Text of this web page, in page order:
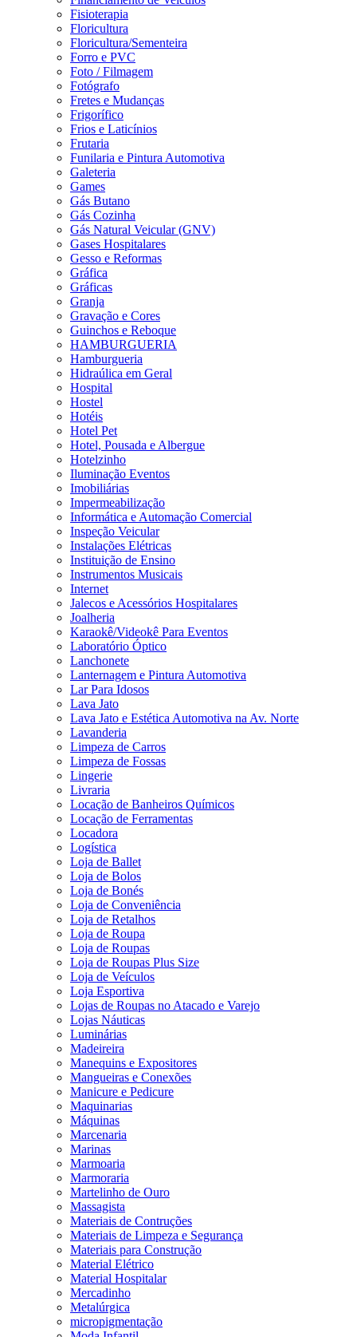
Fisioterapia
Floricultura
Floricultura/Sementeira
Forro e PVC
Foto / Filmagem
Fotógrafo
Fretes e Mudanças
Frigorífico
Frios e Laticínios
Frutaria
Funilaria e Pintura Automotiva
Galeteria
Games
Gás Butano
Gás Cozinha
Gás Natural Veicular (GNV)
Gases Hospitalares
Gesso e Reformas
Gráfica
Gráficas
Granja
Gravação e Cores
Guinchos e Reboque
HAMBURGUERIA
Hamburgueria
Hidraúlica em Geral
Hospital
Hostel
Hotéis
Hotel Pet
Hotel, Pousada e Albergue
Hotelzinho
Iluminação Eventos
Imobiliárias
Impermeabilização
Informática e Automação Comercial
Inspeção Veicular
Instalações Elétricas
Instituição de Ensino
Instrumentos Musicais
Internet
Jalecos e Acessórios Hospitalares
Joalheria
Karaokê/Videokê Para Eventos
Laboratório Óptico
Lanchonete
Lanternagem e Pintura Automotiva
Lar Para Idosos
Lava Jato
Lava Jato e Estética Automotiva na Av. Norte
Lavanderia
Limpeza de Carros
Limpeza de Fossas
Lingerie
Livraria
Locação de Banheiros Químicos
Locação de Ferramentas
Locadora
Logística
Loja de Ballet
Loja de Bolos
Loja de Bonés
Loja de Conveniência
Loja de Retalhos
Loja de Roupa
Loja de Roupas
Loja de Roupas Plus Size
Loja de Veículos
Loja Esportiva
Lojas de Roupas no Atacado e Varejo
Lojas Náuticas
Luminárias
Madeireira
Manequins e Expositores
Mangueiras e Conexões
Manicure e Pedicure
Maquinarias
Máquinas
Marcenaria
Marinas
Marmoaria
Marmoraria
Martelinho de Ouro
Massagista
Materiais de Contruções
Materiais de Limpeza e Segurança
Materiais para Construção
Material Elétrico
Material Hospitalar
Mercadinho
Metalúrgica
micropigmentação